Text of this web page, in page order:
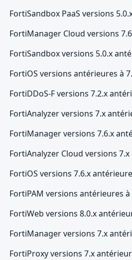
FortiSandbox PaaS versions
FortiManager Cloud versions
FortiSandbox versions 5.0.x
FortiOS versions antérieures à
FortiDDoS-F versions 7.2.x
FortiAnalyzer versions 7.x
FortiManager versions 7.6.x
FortiAnalyzer Cloud versions
FortiOS versions 7.6.x
FortiPAM versions antérieures à
FortiWeb versions 8.0.x
FortiManager versions 7.x
FortiProxy versions 7.x